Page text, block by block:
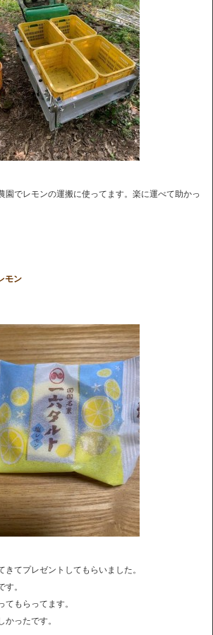
園でレモンの運搬に使ってます。楽に運べて助かっ
モン
てプレゼントしてもらいました。
。
もらってます。
かったです。